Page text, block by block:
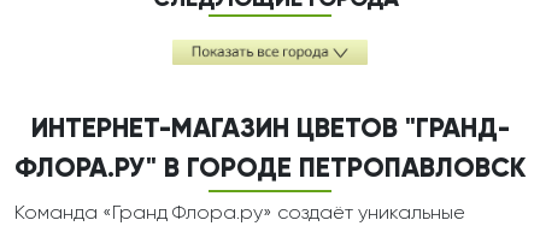
ИНТЕРНЕТ-МАГАЗИН ЦВЕТОВ "ГРАНД-
ФЛОРА.РУ" В ГОРОДЕ ПЕТРОПАВЛОВСК
Команда «Гранд Флора.ру» создаёт уникальные